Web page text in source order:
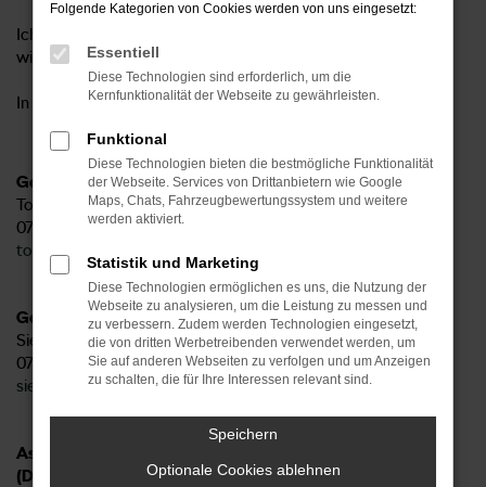
Ich mache gerade ein Sabbatical und bin ab dem 18.11.2024
wieder im Unternehmen.
In dieser Zeit werde ich von folgenden Kollegen vertreten:
Geschäftsleitung:
Tobias Sorg
07171-909828-18
tobias.sorg@autohaussorg.de
Geschäftsleitung:
Sieglinde Sorg
07171-909828-12
sieglinde.sorg@autohaussorg.de
Assistenz Geschäftsleitung & Assistenz Verkauf
(Disposition):
Folgende Kategorien von Cookies werden von uns eingesetzt:
Essentiell
Diese Technologien sind erforderlich, um die
Kernfunktionalität der Webseite zu gewährleisten.
Funktional
Diese Technologien bieten die bestmögliche Funktionalität
der Webseite. Services von Drittanbietern wie Google
Maps, Chats, Fahrzeugbewertungssystem und weitere
werden aktiviert.
Statistik und Marketing
Diese Technologien ermöglichen es uns, die Nutzung der
Webseite zu analysieren, um die Leistung zu messen und
zu verbessern. Zudem werden Technologien eingesetzt,
die von dritten Werbetreibenden verwendet werden, um
Sie auf anderen Webseiten zu verfolgen und um Anzeigen
zu schalten, die für Ihre Interessen relevant sind.
Speichern
Optionale Cookies ablehnen